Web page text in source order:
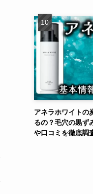
アネラホワイトの
るの？毛穴の黒ず
や口コミを徹底調